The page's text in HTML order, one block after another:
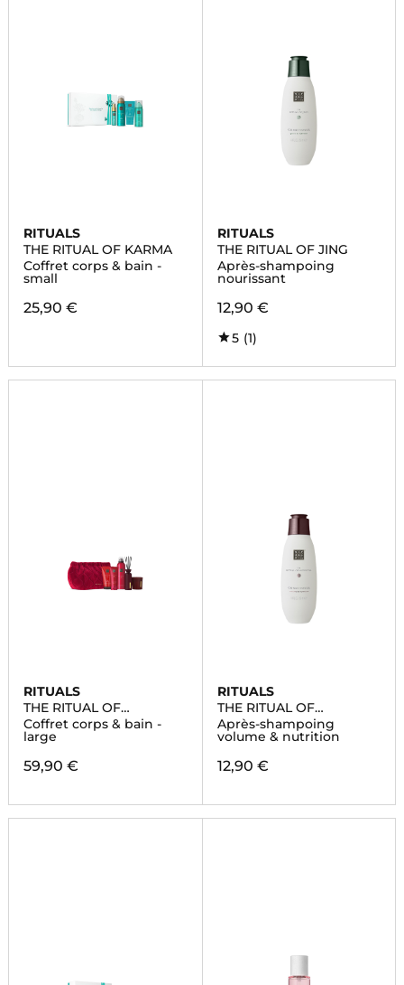
RITUALS
THE RITUAL OF KARMA
Coffret corps & bain -
small
25,90 €
RITUALS
THE RITUAL OF JING
Après-shampoing
nourissant
12,90 €
5 (1)
RITUALS
THE RITUAL OF
AYURVEDA
Coffret corps & bain -
large
59,90 €
RITUALS
THE RITUAL OF
AYURVEDA
Après-shampoing
volume & nutrition
12,90 €